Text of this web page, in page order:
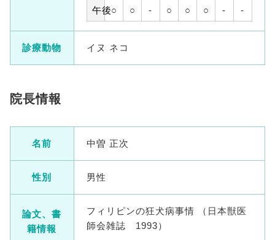
午後○ ○ - ○ ○ ○ - -
診療動物 イヌ ネコ
院長情報
名前 中曽 正次
性別 男性
論文、書
籍情報
フィリピンの狂犬病事情 （日本獣医
師会雑誌 1993）